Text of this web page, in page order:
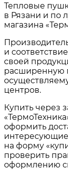
Тепловые
в Рязани и по
магазина
и
своей
расширенную
центров.
Купить через
оформить
интересующие
на форму
проверить
оформлению